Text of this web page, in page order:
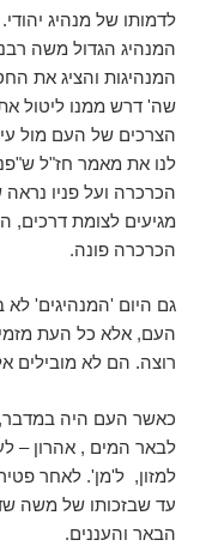
לדמותו של מנהיג
המנהיג הגדול משה
המנהיגות והציג את
שה' דרש ממנו ליטול
הצרכים של העם מול
לנו את מאמר חז"ל
הכרכרה ועל פניו
מגיעים לצומת דרכים,
הכרכרה פונה.
גם היום 'המנהיגים'
העם, אלא כל העת
רוצה. הם לא מובילים
כאשר העם היה במדבר,
לבאר המים , אהרון –
למזון, ל'מן'. לאחר
עד שבזכותו של משה
הבאר והעננים.